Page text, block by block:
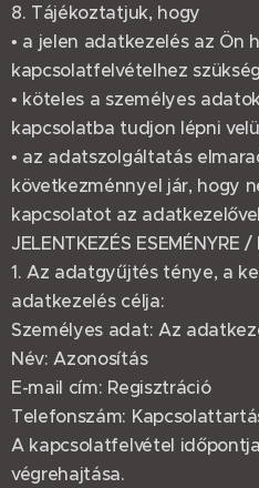
8. Tájékoztatjuk, hogy
• a jelen adatkezelés az Ön
kapcsolatfelvételhez
• köteles a személyes
kapcsolatba tudjon lépni
• az adatszolgáltatás
következménnyel jár, hogy
kapcsolatot az
JELENTKEZÉS ESEMÉNYRE
1. Az adatgyűjtés ténye, a
adatkezelés célja:
Személyes adat: Az
Név: Azonosítás
E-mail cím: Regisztráció
Telefonszám:
A kapcsolatfelvétel
végrehajtása.